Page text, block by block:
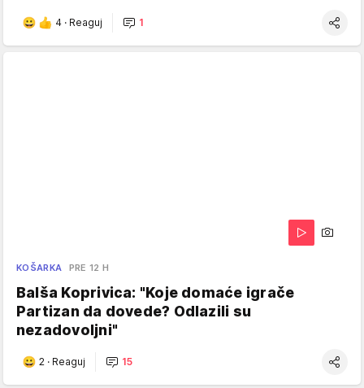
4 · Reaguj 1
KOŠARKA PRE 12 H
Balša Koprivica: "Koje domaće igrače
Partizan da dovede? Odlazili su
nezadovoljni"
2 · Reaguj 15